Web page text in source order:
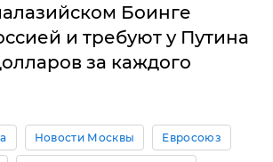
Боинге
и требуют у Путина
за каждого
Новости Москвы Евросоюз